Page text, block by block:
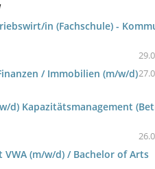
in (Fachschule) -
/ Immobilien (m/w/d)
d) Kapazitätsmanagement
(m/w/d) / Bachelor of Arts